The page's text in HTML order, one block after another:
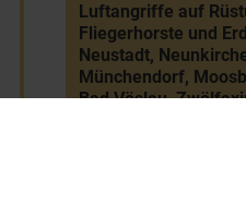
Luftangriffe auf
Fliegerhorste und
Neustadt,
Münchendorf,
Bad Vöslau,